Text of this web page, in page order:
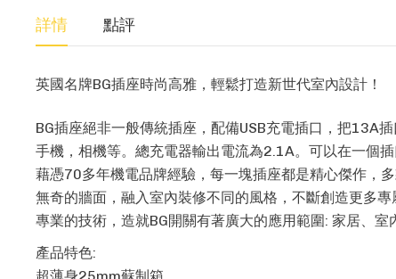
詳情 點評
英國名牌BG插座時尚高雅，輕鬆打造新世代室內設計！
BG插座絕非一般傳統插座，配備USB充電插口，把13A
手機，相機等。總充電器輸出電流為2.1A。可以在一個
藉憑70多年機電品牌經驗，每一塊插座都是精心傑作，
無奇的牆面，融入室內裝修不同的風格，不斷創造更多專
專業的技術，造就BG開關有著廣大的應用範圍: 家居、
產品特色: